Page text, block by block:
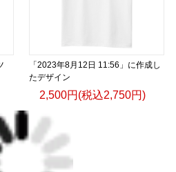
「2023年8月12日 11:56」に作成し
たデザイン
2,500円(税込2,750円)